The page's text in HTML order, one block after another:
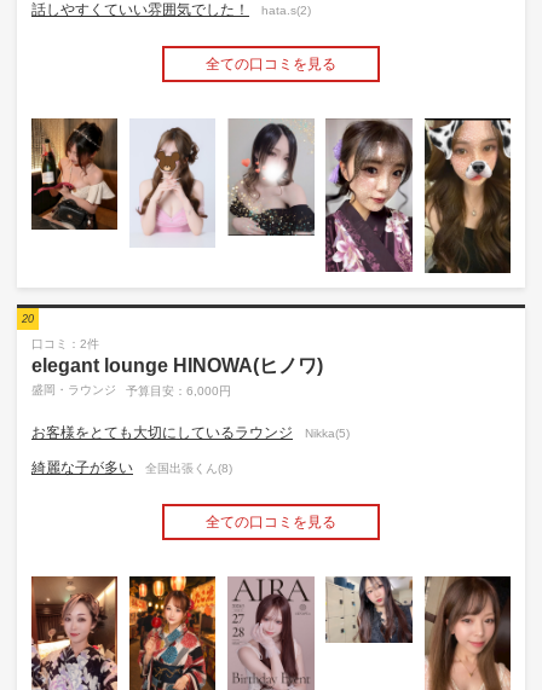
話しやすくていい雰囲気でした！ hata.s(2)
全ての口コミを見る
20
口コミ：2件
elegant lounge HINOWA(ヒノワ)
盛岡・ラウンジ 予算目安：6,000円
お客様をとても大切にしているラウンジ Nikka(5)
綺麗な子が多い 全国出張くん(8)
全ての口コミを見る